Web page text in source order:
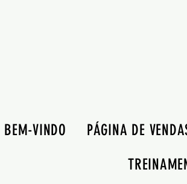
BEM-VINDO PÁGINA DE